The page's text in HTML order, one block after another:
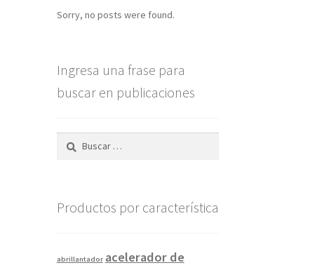
Sorry, no posts were found.
Ingresa una frase para
buscar en publicaciones
Productos por característica
abrillantador acelerador de